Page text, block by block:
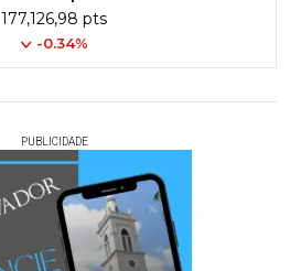
177,126,98 pts
-0.34%
PUBLICIDADE